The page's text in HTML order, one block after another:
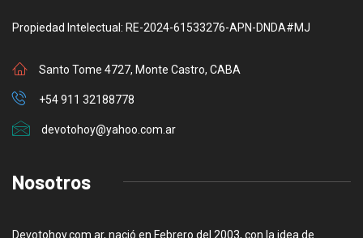
Propiedad Intelectual: RE-2024-61533276-APN-DNDA#MJ
Santo Tome 4727, Monte Castro, CABA
+54 911 32188778
devotohoy@yahoo.com.ar
Nosotros
Devotohoy.com.ar, nació en Febrero del 2003, con la idea de